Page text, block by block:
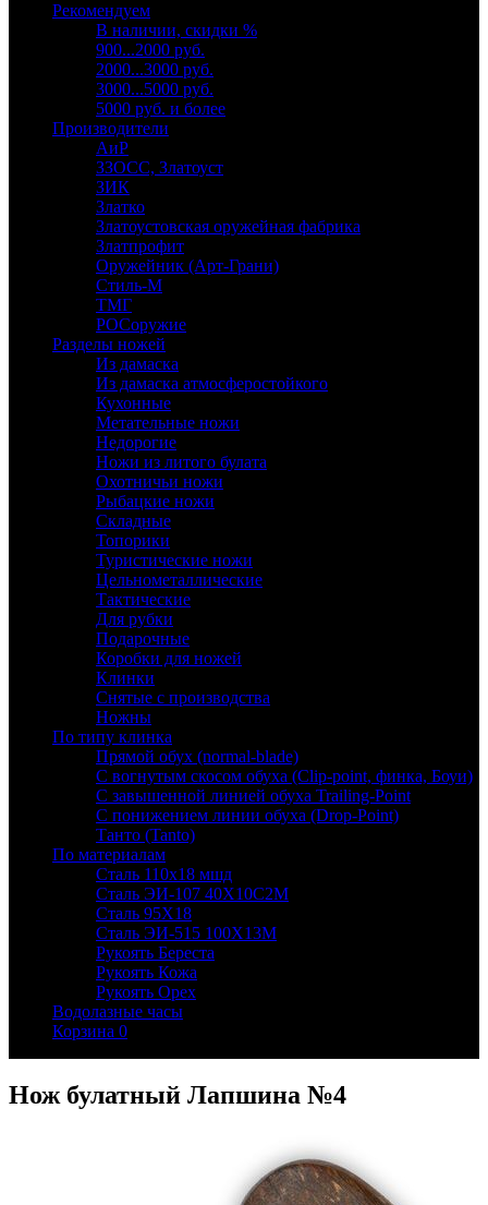
Рекомендуем
В наличии, скидки %
900...2000 руб.
2000...3000 руб.
3000...5000 руб.
5000 руб. и более
Производители
АиР
ЗЗОСС, Златоуст
ЗИК
Златко
Златоустовская оружейная фабрика
Златпрофит
Оружейник (Арт-Грани)
Стиль-М
ТМГ
РОСоружие
Разделы ножей
Из дамаска
Из дамаска атмосферостойкого
Кухонные
Метательные ножи
Недорогие
Ножи из литого булата
Охотничьи ножи
Рыбацкие ножи
Складные
Топорики
Туристические ножи
Цельнометаллические
Тактические
Для рубки
Подарочные
Коробки для ножей
Клинки
Снятые с производства
Ножны
По типу клинка
Прямой обух (normal-blade)
С вогнутым скосом обуха (Clip-point, финка, Боуи)
С завышенной линией обуха Trailing-Point
С понижением линии обуха (Drop-Point)
Танто (Tanto)
По материалам
Сталь 110х18 мшд
Сталь ЭИ-107 40Х10С2М
Сталь 95Х18
Сталь ЭИ-515 100Х13М
Рукоять Береста
Рукоять Кожа
Рукоять Орех
Водолазные часы
Корзина 0
Нож булатный Лапшина №4